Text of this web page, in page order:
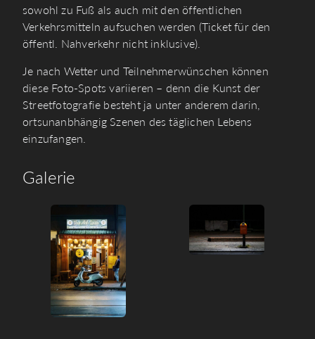
sowohl zu Fuß als auch mit den öffentlichen
Verkehrsmitteln aufsuchen werden (Ticket für den
öffentl. Nahverkehr nicht inklusive).
Je nach Wetter und Teilnehmerwünschen können
diese Foto-Spots variieren – denn die Kunst der
Streetfotografie besteht ja unter anderem darin,
ortsunanbhängig Szenen des täglichen Lebens
einzufangen.
Galerie